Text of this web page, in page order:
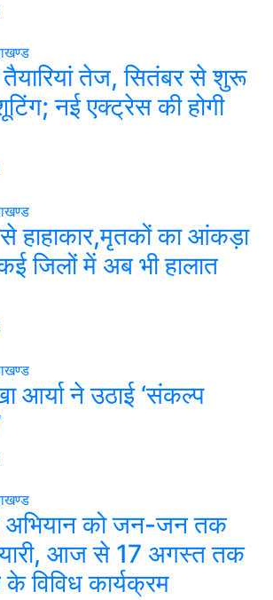
तेज, सितंबर से शुरू
नई एक्ट्रेस की होगी
हाहाकार,मृतकों का आंकड़ा
जिलों में अब भी हालात
आर्या ने उठाई ‘संकल्प
अभियान को जन-जन तक
आज से 17 अगस्त तक
विविध कार्यक्रम